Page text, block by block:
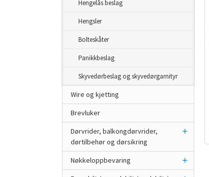
Hengelås beslag
Hengsler
Bolteskåter
Panikkbeslag
Skyvedørbeslag og skyvedørgarnityr
Wire og kjetting
Brevluker
Dørvrider, balkongdørvrider,
dørtilbehør og dørsikring
Nøkkeloppbevaring